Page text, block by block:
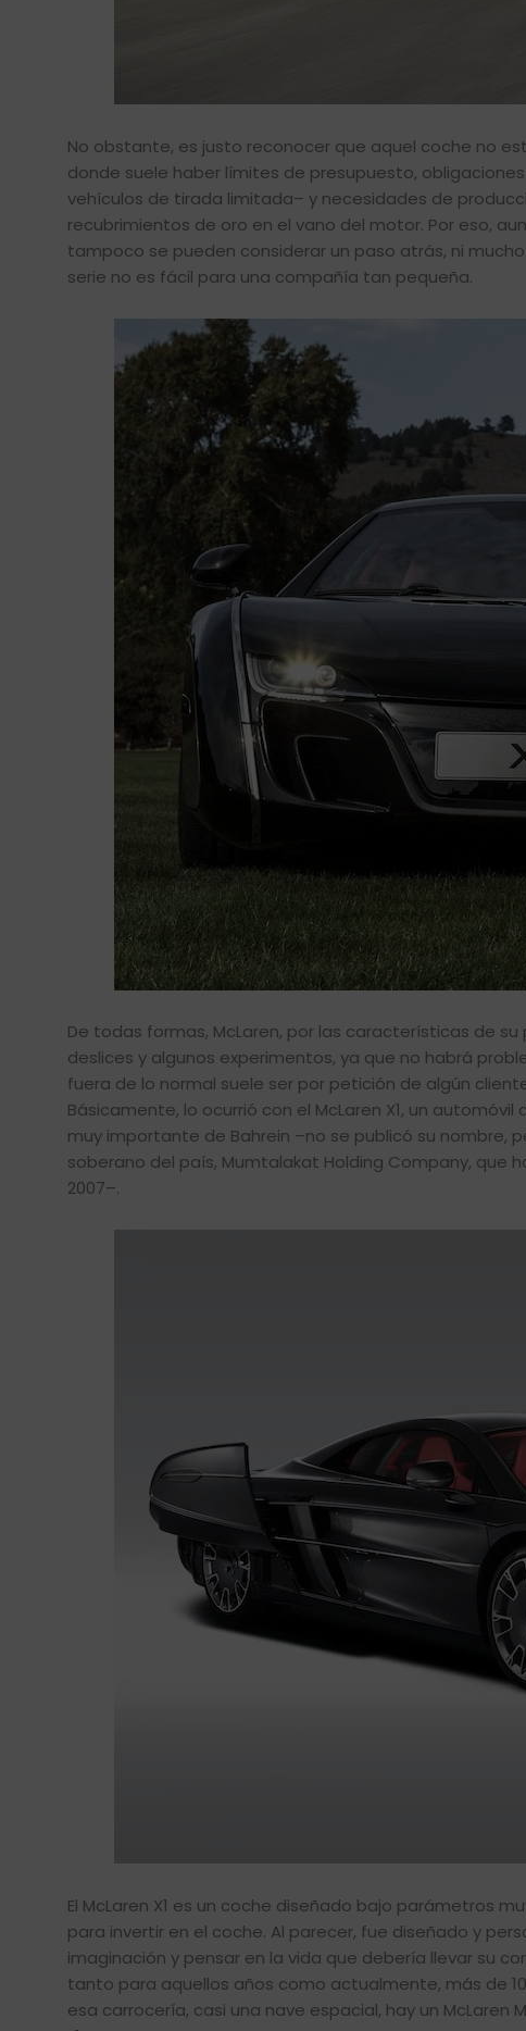
No obstante, es justo reconocer que aquel coche no
donde suele haber límites de presupuesto,
vehículos de tirada limitada– y necesidades de
recubrimientos de oro en el vano del motor. Por eso,
tampoco se pueden considerar un paso atrás, ni
serie no es fácil para una compañía tan pequeña.
De todas formas, McLaren, por las características de
deslices y algunos experimentos, ya que no habrá
fuera de lo normal suele ser por petición de algún
Básicamente, lo ocurrió con el McLaren X1, un
muy importante de Bahrein –no se publicó su nombre,
soberano del país, Mumtalakat Holding Company, que
2007–.
El McLaren X1 es un coche diseñado bajo parámetros
para invertir en el coche. Al parecer, fue diseñado y
imaginación y pensar en la vida que debería llevar su
tanto para aquellos años como actualmente, más de
esa carrocería, casi una nave espacial, hay un McLaren